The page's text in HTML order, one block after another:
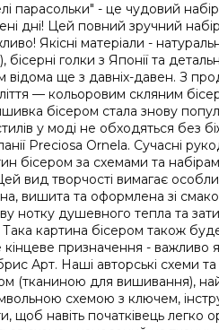
парасольки" - це чудовий
дні! Цей повний зручний
Якісні матеріали -
голки з Японії та
ще з давніх-давен. З
— кольоровим скляним
бісером стала знову
у моді не обходяться без
Preciosa Ornela. Сучасні
бісером за схемами та
творчості вимагає
вишита та оформлена зі
нотку душевного тепла та
Така картина бісером також
призначення - важливо
Арт. Наші авторські схеми
для вишивання),
схемою з ключем,
навіть початківець легко